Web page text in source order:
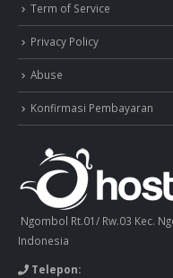
Term of Service
Privacy Policy
Abuse
Konfirmasi Pembayaran
Ngombol Rt.01/ Rw.03 Kec.
Indonesia
Telepon: